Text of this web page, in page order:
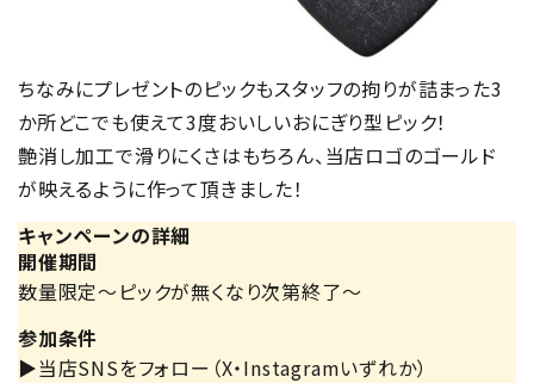
ちなみにプレゼントのピックもスタッフの拘りが詰まった3
か所どこでも使えて3度おいしいおにぎり型ピック！
艶消し加工で滑りにくさはもちろん、当店ロゴのゴールド
が映えるように作って頂きました！
キャンペーンの詳細
開催期間
数量限定～ピックが無くなり次第終了～
参加条件
▶当店SNSをフォロー（X・Instagramいずれか）